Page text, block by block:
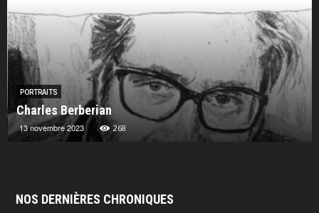
PORTRAITS
Charles Berberian
13 novembre 2023 268
NOS DERNIÈRES CHRONIQUES